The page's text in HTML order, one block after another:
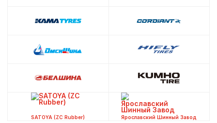
SATOYA (ZC Rubber) Ярославский Шинный Завод